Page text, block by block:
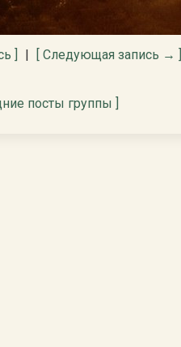
] | [ Следующая запись → ]
посты группы ]